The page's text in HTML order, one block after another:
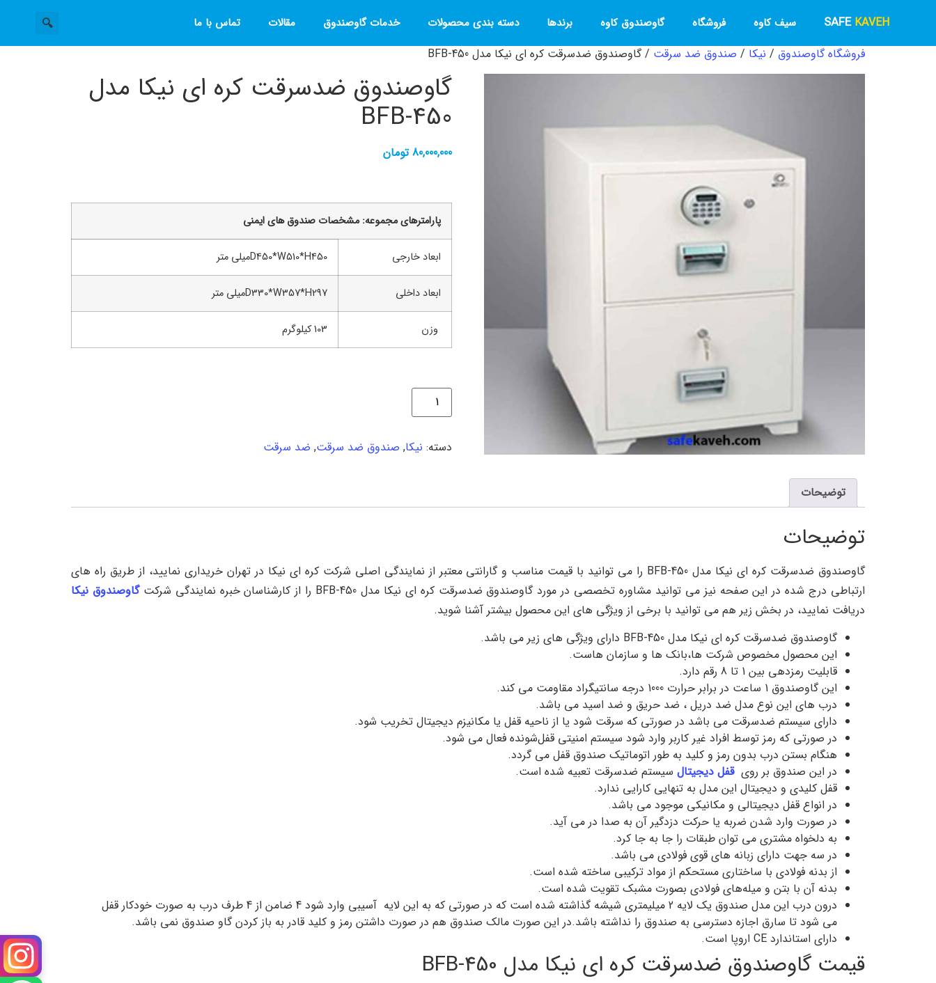
SAFE KAVEH سیف کاوه فروشگاه گاوصندوق کاوه برندها دسته بندی محصولات خدمات گاوصندوق مقالات تماس با ما
فروشگاه گاوصندوق / نیکا / صندوق ضد سرقت / گاوصندوق ضدسرقت کره ای نیکا مدل BFB-450
گاوصندوق ضدسرقت کره ای نیکا مدل
BFB-450
80,000,000 تومان
پارامترهاي مجموعه: مشخصات صندوق های ایمنی
ابعاد خارجی D450*W510*H450میلی متر
ابعاد داخلی D330*W357*H297میلی متر
وزن 103 کیلوگرم
دسته: نیکا, صندوق ضد سرقت, ضد سرقت
توضیحات
توضیحات
گاوصندوق ضدسرقت کره ای نیکا مدل BFB-450 را می توانید با قیمت مناسب و گارانتی معتبر از نمایندگی اصلی شرکت کره ای نیکا در تهران خریداری نمایید، از طریق راه های
ارتباطی درج شده در این صفحه نیز می توانید مشاوره تخصصی در مورد گاوصندوق ضدسرقت کره ای نیکا مدل BFB-450 را از کارشناسان خبره نمایندگی شرکت
گاوصندوق نیکا
دریافت نمایید، در بخش زیر هم می توانید با برخی از ویژگی های این محصول بیشتر آشنا شوید.
گاوصندوق ضدسرقت کره ای نیکا مدل BFB-450 دارای ویژگی های زیر می باشد.
این محصول مخصوص شرکت ها،بانک ها و سازمان هاست.
قابلیت رمزدهی بین 1 تا 8 رقم دارد.
این گاوصندوق 1 ساعت در برابر حرارت 1000 درجه سانتیگراد مقاومت می کند.
درب های این نوع مدل ضد دریل ، ضد حریق و ضد اسید می باشد.
دارای سیستم ضد‌سرقت می باشد در صورتی که سرقت شود یا از ناحیه قفل یا مکانیزم دیجیتال تخریب شود.
در صورتی که رمز توسط افراد غیر‌ کاربر وارد شود سیستم امنیتی قفل‌شونده فعال می شود.
هنگام بستن درب بدون رمز و کلید به طور اتوماتیک صندوق قفل می گردد.
در این صندوق بر رویقفل دیجیتال سیستم ضدسرقت تعبیه شده است.
قفل کلیدی و دیجیتال این مدل به تنهایی کارایی ندارد.
در انواع قفل دیجیتالی و مکانیکی موجود می باشد.
در صورت وارد شدن ضربه یا حرکت دزدگیر آن به صدا در می آید.
به دلخواه مشتری می توان طبقات را جا به جا کرد.
در سه جهت دارای زبانه های قوی فولادی می باشد.
از بدنه فولادی با ساختاری مستحکم از مواد ترکیبی ساخته شده است.
بدنه آن با بتن و میله‌های فولادی بصورت مشبک تقویت شده است.
درون درب این مدل صندوق یک لایه 2 میلیمتری شیشه گذاشته شده است که در صورتی که به این لایه آسیبی وارد شود 4 ضامن از 4 طرف درب به صورت خودکار قفل
می شود تا سارق اجازه دسترسی به صندوق را نداشته باشد.در این صورت مالک صندوق هم در صورت داشتن رمز و کلید قادر به باز کردن گاو صندوق نمی باشد.
دارای استاندارد CE اروپا است.
قیمت گاوصندوق ضدسرقت کره ای نیکا مدل BFB-450